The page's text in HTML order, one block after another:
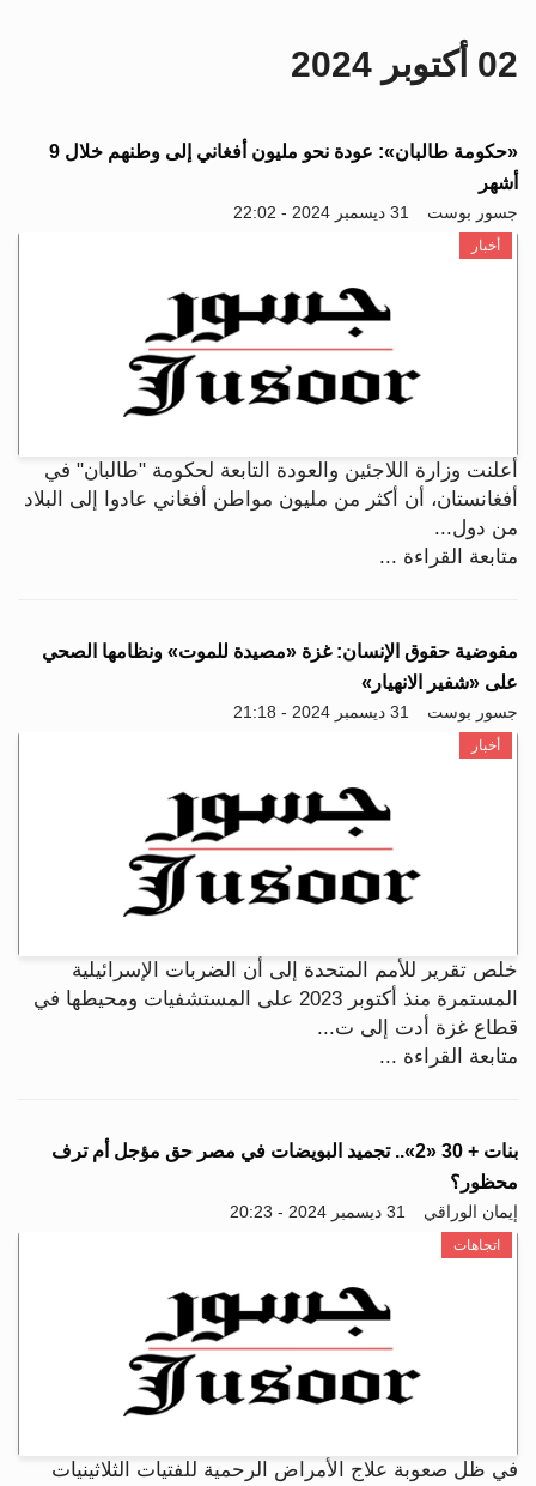
a
o
n
02 أكتوبر 2024
«حكومة طالبان»: عودة نحو مليون أفغاني إلى وطنهم خلال 9
أشهر
جسور بوست 31 ديسمبر 2024 - 22:02
أخبار
أعلنت وزارة اللاجئين والعودة التابعة لحكومة "طالبان" في
أفغانستان، أن أكثر من مليون مواطن أفغاني عادوا إلى البلاد
من دول...
متابعة القراءة ...
مفوضية حقوق الإنسان: غزة «مصيدة للموت» ونظامها الصحي
على «شفير الانهيار»
جسور بوست 31 ديسمبر 2024 - 21:18
أخبار
خلص تقرير للأمم المتحدة إلى أن الضربات الإسرائيلية
المستمرة منذ أكتوبر 2023 على المستشفيات ومحيطها في
قطاع غزة أدت إلى ت...
متابعة القراءة ...
بنات + 30 «2».. تجميد البويضات في مصر حق مؤجل أم ترف
محظور؟
إيمان الوراقي 31 ديسمبر 2024 - 20:23
اتجاهات
في ظل صعوبة علاج الأمراض الرحمية للفتيات الثلاثينيات